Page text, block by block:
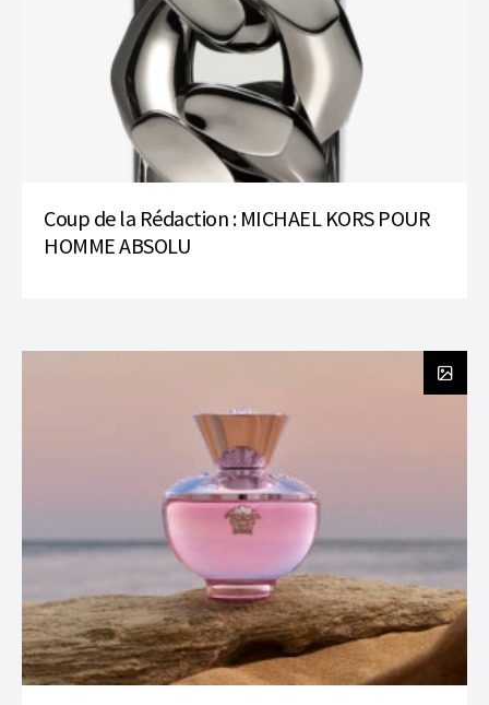
Coup de la Rédaction : MICHAEL KORS POUR
HOMME ABSOLU